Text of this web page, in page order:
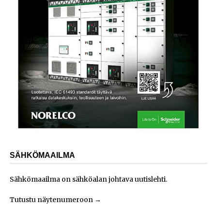
SÄHKÖMAAILMA
Sähkömaailma on sähköalan johtava uutislehti.
Tutustu näytenumeroon →